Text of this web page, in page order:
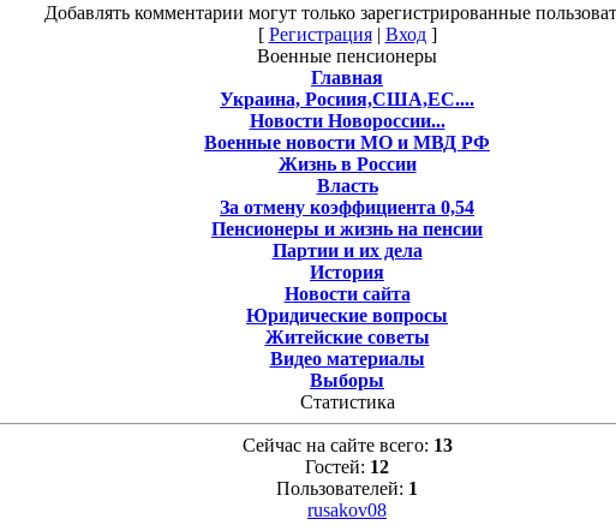
Добавлять комментарии могут только зарегистрированные
[ Регистрация| Вход]
Военные пенсионеры
Главная
Украина, Росиия,США,ЕС....
Новости Новороссии...
Военные новости МО и МВД РФ
Жизнь в России
Власть
За отмену коэффициента 0,54
Пенсионеры и жизнь на пенсии
Партии и их дела
История
Новости сайта
Юридические вопросы
Житейские советы
Видео материалы
Выборы
Статистика
Сейчас на сайте всего: 13
Гостей: 12
Пользователей: 1
rusakov08